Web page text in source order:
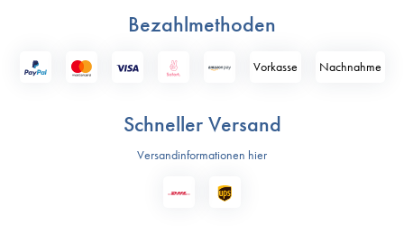
Bezahlmethoden
Vorkasse Nach­nahme
Schneller Versand
Versandinformationen hier